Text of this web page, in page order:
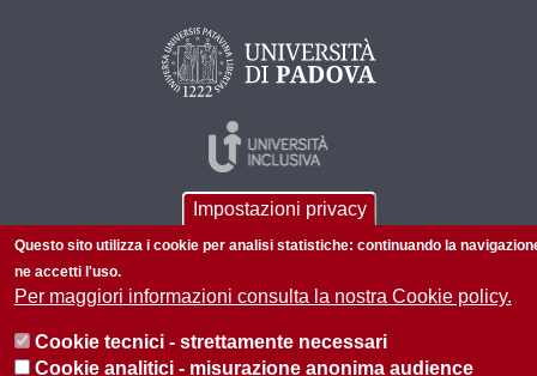
Impostazioni privacy
Questo sito utilizza i cookie per analisi statistiche: continuando la
ne accetti l'uso.
Per maggiori informazioni consulta la nostra Cookie policy.
Cookie tecnici - strettamente necessari
Cookie analitici - misurazione anonima audience